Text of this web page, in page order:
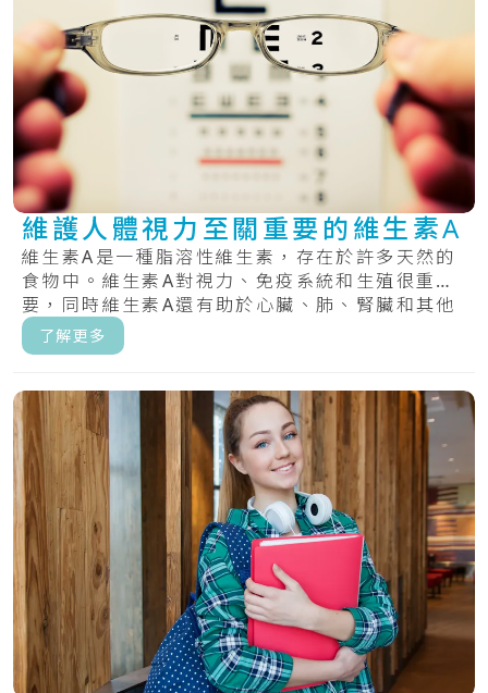
維護人體視力至關重要的維生素A
維生素A是一種脂溶性維生素，存在於許多天然的
食物中。維生素A對視力、免疫系統和生殖很重
要，同時維生素A還有助於心臟、肺、腎臟和其他
器官正.....
了解更多